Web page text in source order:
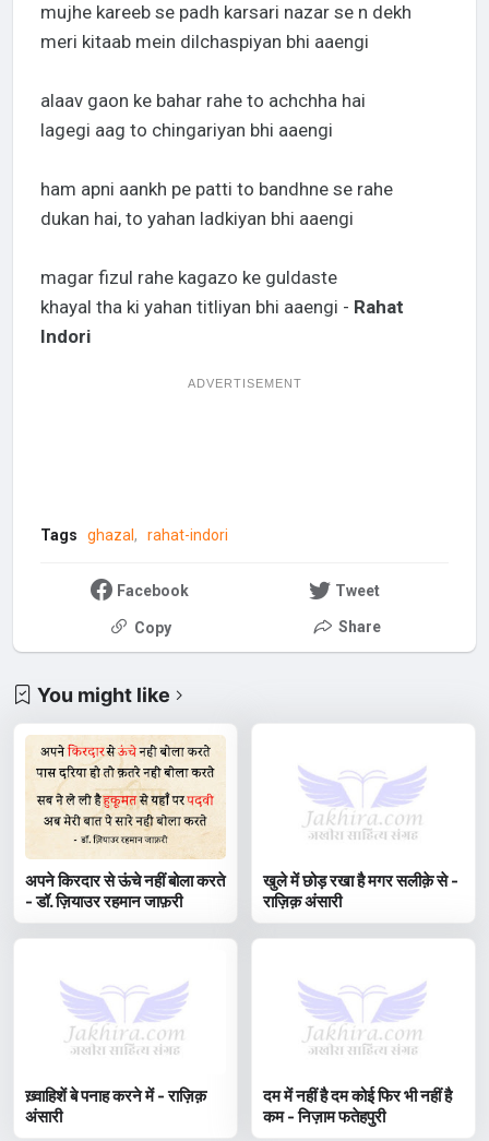
mujhe kareeb se padh karsari nazar se n dekh
meri kitaab mein dilchaspiyan bhi aaengi
alaav gaon ke bahar rahe to achchha hai
lagegi aag to chingariyan bhi aaengi
ham apni aankh pe patti to bandhne se rahe
dukan hai, to yahan ladkiyan bhi aaengi
magar fizul rahe kagazo ke guldaste
khayal tha ki yahan titliyan bhi aaengi - Rahat
Indori
ADVERTISEMENT
Tags ghazal rahat-indori
Facebook Tweet
Copy Share
You might like
अपने किरदार से ऊंचे नहीं बोला करते
- डॉ. ज़ियाउर रहमान जाफ़री
खुले में छोड़ रखा है मगर सलीक़े से -
राज़िक़ अंसारी
ख़्वाहिशें बे पनाह करने में - राज़िक़
अंसारी
दम में नहीं है दम कोई फिर भी नहीं है
कम - निज़ाम फतेहपुरी